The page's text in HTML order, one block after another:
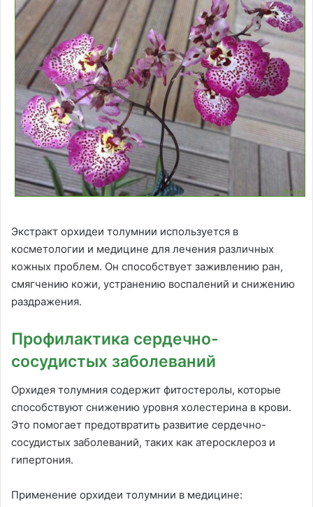
Экстракт орхидеи толумнии используется в
косметологии и медицине для лечения различных
кожных проблем. Он способствует заживлению ран,
смягчению кожи, устранению воспалений и снижению
раздражения.
Профилактика сердечно-
сосудистых заболеваний
Орхидея толумния содержит фитостеролы, которые
способствуют снижению уровня холестерина в крови.
Это помогает предотвратить развитие сердечно-
сосудистых заболеваний, таких как атеросклероз и
гипертония.
Применение орхидеи толумнии в медицине: